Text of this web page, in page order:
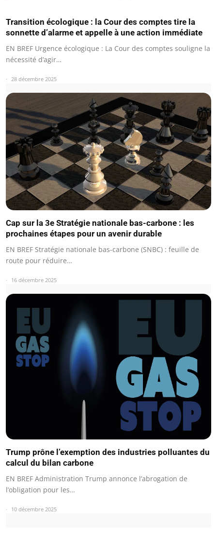
Transition écologique : la Cour des comptes tire la
sonnette d’alarme et appelle à une action immédiate
EN BREF Urgence écologique : La Cour des comptes souligne la
nécessité d’agir…
28 décembre 2025
Cap sur la 3e Stratégie nationale bas-carbone : les
prochaines étapes pour un avenir durable
EN BREF Stratégie nationale bas-carbone (SNBC) : feuille de
route pour réduire…
16 décembre 2025
Trump prône l’exemption des industries polluantes du
calcul du bilan carbone
EN BREF Administration Trump annonce l’abrogation de
l’obligation pour les…
10 décembre 2025